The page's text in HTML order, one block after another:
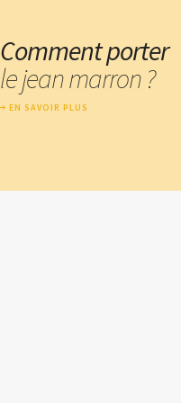
Comment porter
le jean marron ?
EN SAVOIR PLUS